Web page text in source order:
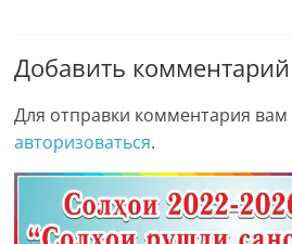
Добавить комментарий
Для отправки комментария
авторизоваться.